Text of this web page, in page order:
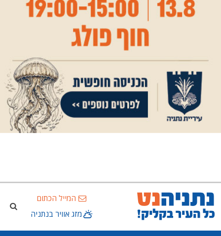
המייל הכתום
מזג אוויר בנתניה